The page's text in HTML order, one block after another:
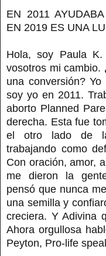
EN 2011
EN 2019 ES UNA
Hola, soy Paula
vosotros mi cambio.
una conversión?
soy yo en 2011.
aborto Planned
derecha. Esta fue
el otro lado de
trabajando como
Con oración, amor,
me dieron la
pensó que nunca
una semilla y
creciera. Y Adivina
Ahora orgullosa
Peyton, Pro-life